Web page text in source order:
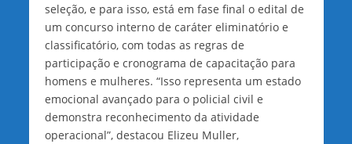
seleção, e para isso, está em fase final o edital de
um concurso interno de caráter eliminatório e
classificatório, com todas as regras de
participação e cronograma de capacitação para
homens e mulheres. “Isso representa um estado
emocional avançado para o policial civil e
demonstra reconhecimento da atividade
operacional”, destacou Elizeu Muller,